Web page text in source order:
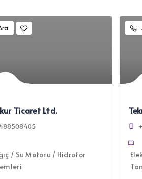
Ticaret Ltd.
/ Su Motoru / Hidrofor